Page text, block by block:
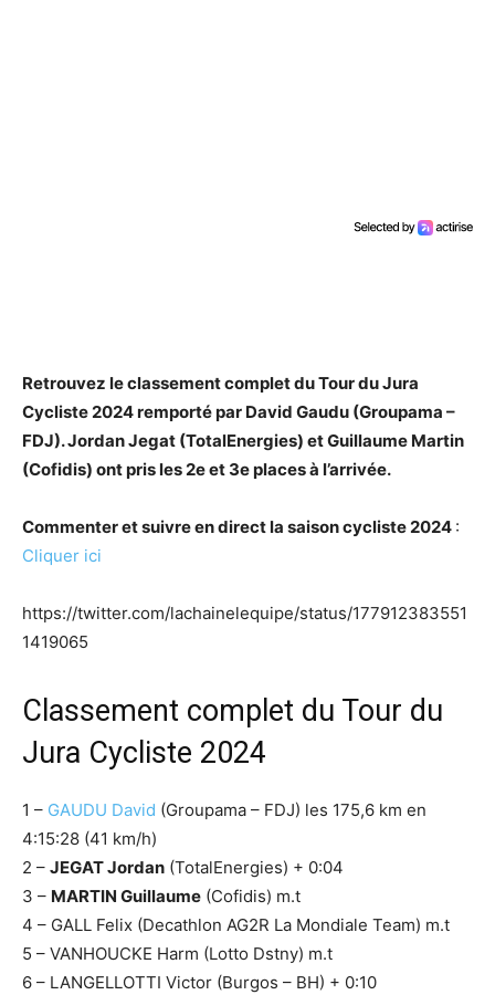
Retrouvez le classement complet du Tour du Jura
Cycliste 2024 remporté par David Gaudu (Groupama –
FDJ). Jordan Jegat (TotalEnergies) et Guillaume Martin
(Cofidis) ont pris les 2e et 3e places à l’arrivée.
Commenter et suivre en direct la saison cycliste 2024 :
Cliquer ici
https://twitter.com/lachainelequipe/status/177912383551
1419065
Classement complet du Tour du
Jura Cycliste 2024
1 – GAUDU David (Groupama – FDJ) les 175,6 km en
4:15:28 (41 km/h)
2 – JEGAT Jordan (TotalEnergies) + 0:04
3 – MARTIN Guillaume (Cofidis) m.t
4 – GALL Felix (Decathlon AG2R La Mondiale Team) m.t
5 – VANHOUCKE Harm (Lotto Dstny) m.t
6 – LANGELLOTTI Victor (Burgos – BH) + 0:10